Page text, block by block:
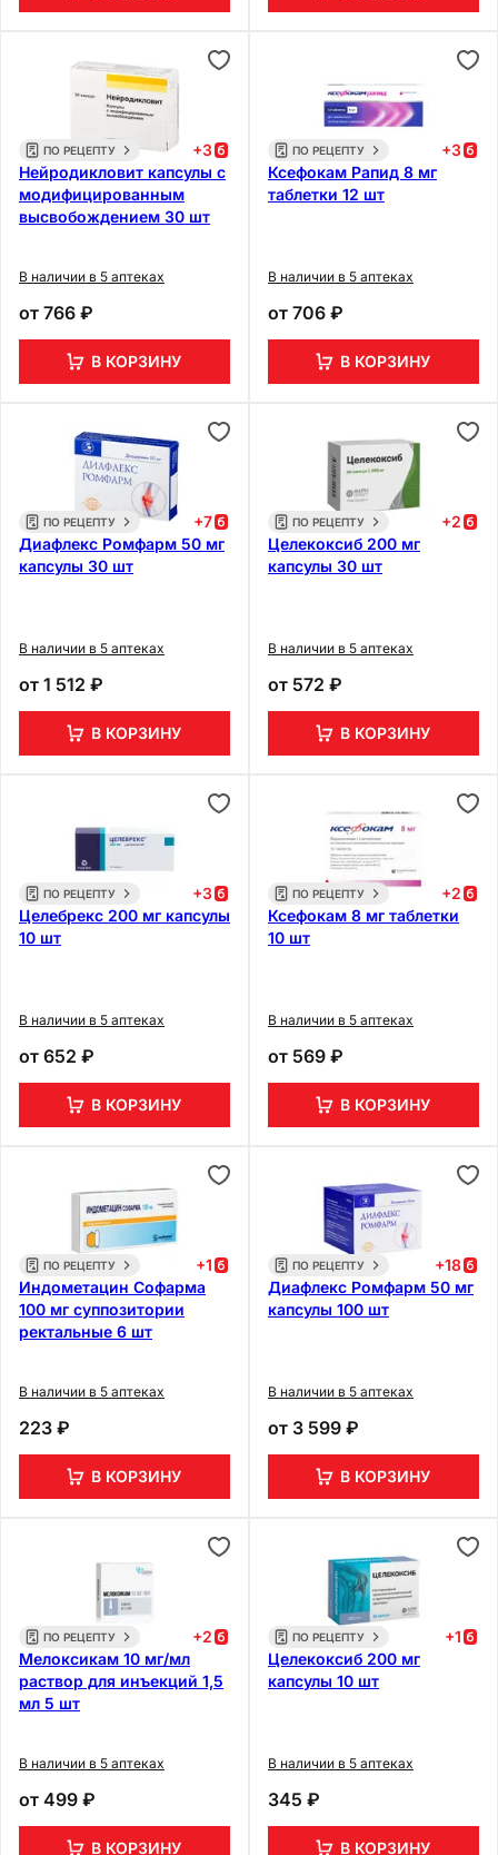
ПО РЕЦЕПТУ +3
Нейродикловит капсулы с
модифицированным
высвобождением 30 шт
В наличии в 5 аптеках
от 766 ₽
В КОРЗИНУ
ПО РЕЦЕПТУ +3
Ксефокам Рапид 8 мг
таблетки 12 шт
В наличии в 5 аптеках
от 706 ₽
В КОРЗИНУ
ПО РЕЦЕПТУ +7
Диафлекс Ромфарм 50 мг
капсулы 30 шт
В наличии в 5 аптеках
от 1 512 ₽
В КОРЗИНУ
ПО РЕЦЕПТУ +2
Целекоксиб 200 мг
капсулы 30 шт
В наличии в 5 аптеках
от 572 ₽
В КОРЗИНУ
ПО РЕЦЕПТУ +3
Целебрекс 200 мг капсулы
10 шт
В наличии в 5 аптеках
от 652 ₽
В КОРЗИНУ
ПО РЕЦЕПТУ +2
Ксефокам 8 мг таблетки
10 шт
В наличии в 5 аптеках
от 569 ₽
В КОРЗИНУ
ПО РЕЦЕПТУ +1
Индометацин Софарма
100 мг суппозитории
ректальные 6 шт
В наличии в 5 аптеках
223 ₽
В КОРЗИНУ
ПО РЕЦЕПТУ +18
Диафлекс Ромфарм 50 мг
капсулы 100 шт
В наличии в 5 аптеках
от 3 599 ₽
В КОРЗИНУ
ПО РЕЦЕПТУ +2
Мелоксикам 10 мг/мл
раствор для инъекций 1,5
мл 5 шт
В наличии в 5 аптеках
от 499 ₽
В КОРЗИНУ
ПО РЕЦЕПТУ +1
Целекоксиб 200 мг
капсулы 10 шт
В наличии в 5 аптеках
345 ₽
В КОРЗИНУ